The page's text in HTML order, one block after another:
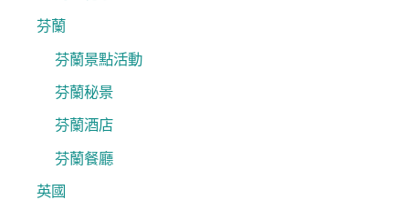
芬蘭
芬蘭景點活動
芬蘭秘景
芬蘭酒店
芬蘭餐廳
英國